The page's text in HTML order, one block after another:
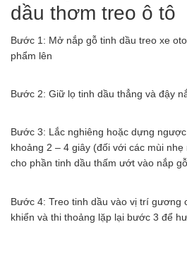
dầu thơm treo ô tô
Bước 1: Mở nắp gỗ tinh dầu treo xe
phẩm lên
Bước 2: Giữ lọ tinh dầu thẳng và đậy
Bước 3: Lắc nghiêng hoặc dựng
khoảng 2 – 4 giây (đối với các mùi
cho phần tinh dầu thấm ướt vào nắp
Bước 4: Treo tinh dầu vào vị trí gương
khiển và thi thoảng lặp lại bước 3 để